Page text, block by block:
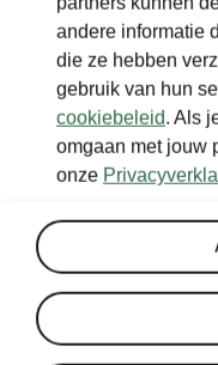
andere informatie
die ze hebben
gebruik van hun
cookiebeleid. Als
omgaan met jouw
onze